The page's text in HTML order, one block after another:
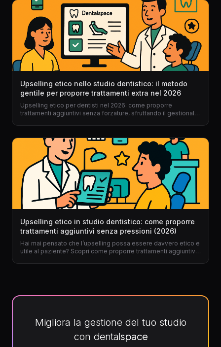
Upselling etico nello studio dentistico: il metodo
gentile per proporre trattamenti extra nel 2026
Upselling etico per dentisti nel 2026: come proporre
trattamenti aggiuntivi senza forzature, sfruttando il gestionale
Upselling etico in studio dentistico: come proporre
trattamenti aggiuntivi senza pressioni (2026)
Hai mai pensato che l’upselling possa essere davvero etico e
utile al paziente? Scopri come proporre trattamenti aggiuntivi
Migliora la gestione del tuo studio
con dentalspace